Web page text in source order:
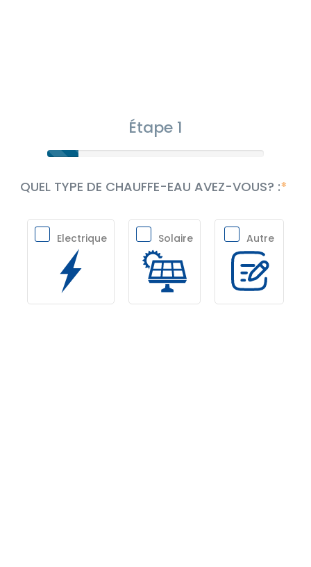
Étape 1
QUEL TYPE DE CHAUFFE-EAU AVEZ-VOUS? :
Electrique Solaire Autre